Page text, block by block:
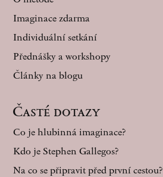
Imaginace zdarma
Individuální setkání
Přednášky a workshopy
Články na blogu
Časté dotazy
Co je hlubinná imaginace?
Kdo je Stephen Gallegos?
Na co se připravit před první cestou?